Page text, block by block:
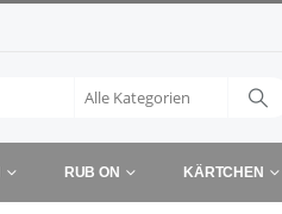
RUB ON KÄRTCHEN